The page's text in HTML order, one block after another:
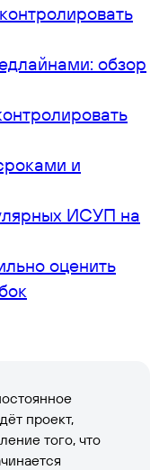
обзор
и
ИСУП на
оценить
проект,
того, что